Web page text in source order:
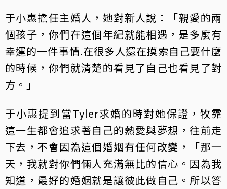
于小惠擔任主婚人，她對新人說：「親愛的兩
個孩子，你們在這個年紀就能相遇，是多麼有
幸運的一件事情.在很多人還在摸索自己要什麼
的時候，你們就清楚的看見了自己也看見了對
方。」
于小惠提到當Tyler求婚的時對她保證，牧霏
這一生都會追求著自己的熱愛與夢想，往前走
下去，不會因為這個婚姻有任何改變，「那一
天，我就對你們倆人充滿無比的信心。因為我
知道，最好的婚姻就是讓彼此做自己。所以答